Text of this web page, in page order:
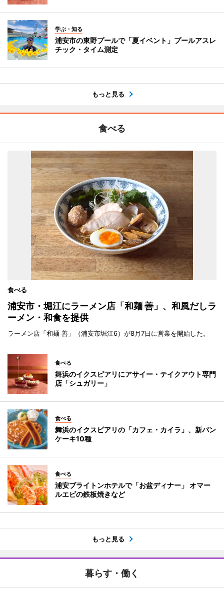
学ぶ・知る
浦安市の東野プールで「夏イベント」プールアスレ
チック・タイム測定
もっと見る
食べる
食べる
浦安市・堀江にラーメン店「和麺 善」、和風だしラ
ーメン・和食を提供
ラーメン店「和麺 善」（浦安市堀江6）が8月7日に営業を開始した。
食べる
舞浜のイクスピアリにアサイー・テイクアウト専門
店「シュガリー」
食べる
舞浜のイクスピアリの「カフェ・カイラ」、新パン
ケーキ10種
食べる
浦安ブライトンホテルで「お盆ディナー」 オマー
ルエビの鉄板焼きなど
もっと見る
暮らす・働く